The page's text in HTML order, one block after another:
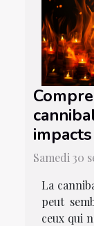
Samedi 30
La
peut
ceux qui